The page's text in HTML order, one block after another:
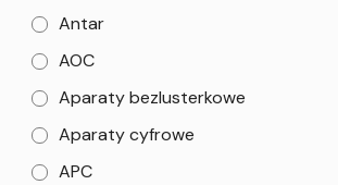
Antar
AOC
Aparaty bezlusterkowe
Aparaty cyfrowe
APC